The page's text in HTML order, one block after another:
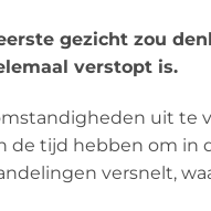
gezicht zou
verstopt is.
uit te
de tijd hebben om
versnelt,